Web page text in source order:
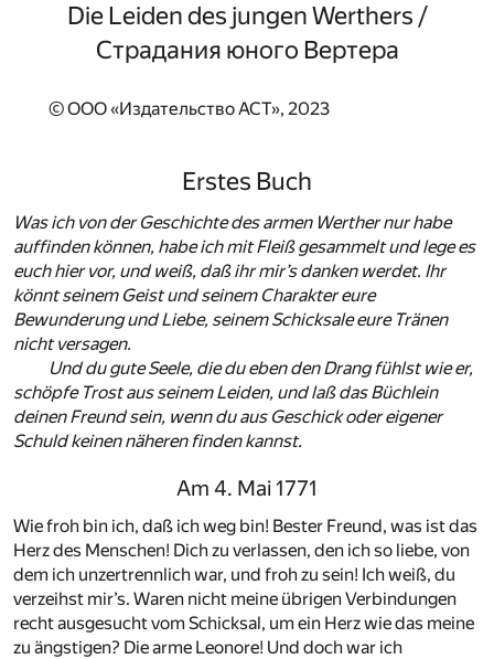
Die Leiden des jungen Werthers /
Страдания юного Вертера
© ООО «Издательство АСТ», 2023
Erstes Buch
Was ich von der Geschichte des armen Werther nur habe
auffinden können, habe ich mit Fleiß gesammelt und lege es
euch hier vor, und weiß, daß ihr mir’s danken werdet. Ihr
könnt seinem Geist und seinem Charakter eure
Bewunderung und Liebe, seinem Schicksale eure Tränen
nicht versagen.
Und du gute Seele, die du eben den Drang fühlst wie er,
schöpfe Trost aus seinem Leiden, und laß das Büchlein
deinen Freund sein, wenn du aus Geschick oder eigener
Schuld keinen näheren finden kannst.
Am 4. Mai 1771
Wie froh bin ich, daß ich weg bin! Bester Freund, was ist das
Herz des Menschen! Dich zu verlassen, den ich so liebe, von
dem ich unzertrennlich war, und froh zu sein! Ich weiß, du
verzeihst mir’s. Waren nicht meine übrigen Verbindungen
recht ausgesucht vom Schicksal, um ein Herz wie das meine
zu ängstigen? Die arme Leonore! Und doch war ich